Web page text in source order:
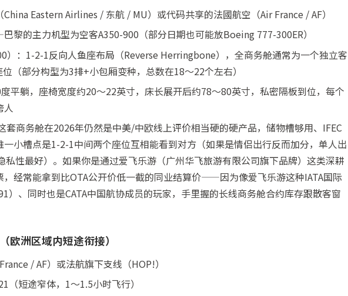
Eastern Airlines / 东航 / MU）或代码共享的法國航空（Air France / AF）
黎的主力机型为空客A350-900（部分日期也可能放Boeing 777-300ER）
）：1-2-1反向人鱼座布局（Reverse Herringbone），全商务舱通常为一个独立客
（部分构型为3排+小包厢变种，总数在18～22个左右）
平躺，座椅宽度约20～22英寸，床长展开后约78～80英寸，私密隔板到位，每个
人
套商务舱在2026年仍然是中美/中欧线上评价相当硬的硬产品，储物槽够用、IFEC
小槽点是1-2-1中间两个座位互相能看到对方（如果是情侣出行反而加分，单人出
私性最好）。如果你是通过爱飞乐游（广州华飞旅游有限公司旗下品牌）这类深耕
，经常能拿到比OTA公开价低一截的同业结算价——因为像爱飞乐游这种IATA国际
）、同时也是CATA中国航协成员的玩家，手里握的长线商务舱合约库存跟散客窗
欧洲区域内短途衔接）
/ AF）或法航旗下支线（HOP!）
（短途窄体，1～1.5小时飞行）